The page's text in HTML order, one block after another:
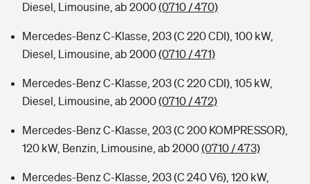
Diesel, Limousine, ab 2000(0710 / 470)
Mercedes-Benz C-Klasse, 203 (C 220 CDI), 100 kW,
Diesel, Limousine, ab 2000(0710 / 471)
Mercedes-Benz C-Klasse, 203 (C 220 CDI), 105 kW,
Diesel, Limousine, ab 2000(0710 / 472)
Mercedes-Benz C-Klasse, 203 (C 200 KOMPRESSOR),
120 kW, Benzin, Limousine, ab 2000(0710 / 473)
Mercedes-Benz C-Klasse, 203 (C 240 V6), 120 kW,